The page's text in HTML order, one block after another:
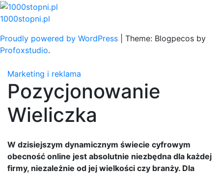
Skip
to
1000stopni.pl
Proudly powered by WordPress
Theme: Blogpecos by
Profoxstudio.
Marketing i reklama
Pozycjonowanie
Wieliczka
W dzisiejszym dynamicznym świecie cyfrowym
obecność online jest absolutnie niezbędna dla każdej
firmy, niezależnie od jej wielkości czy branży. Dla